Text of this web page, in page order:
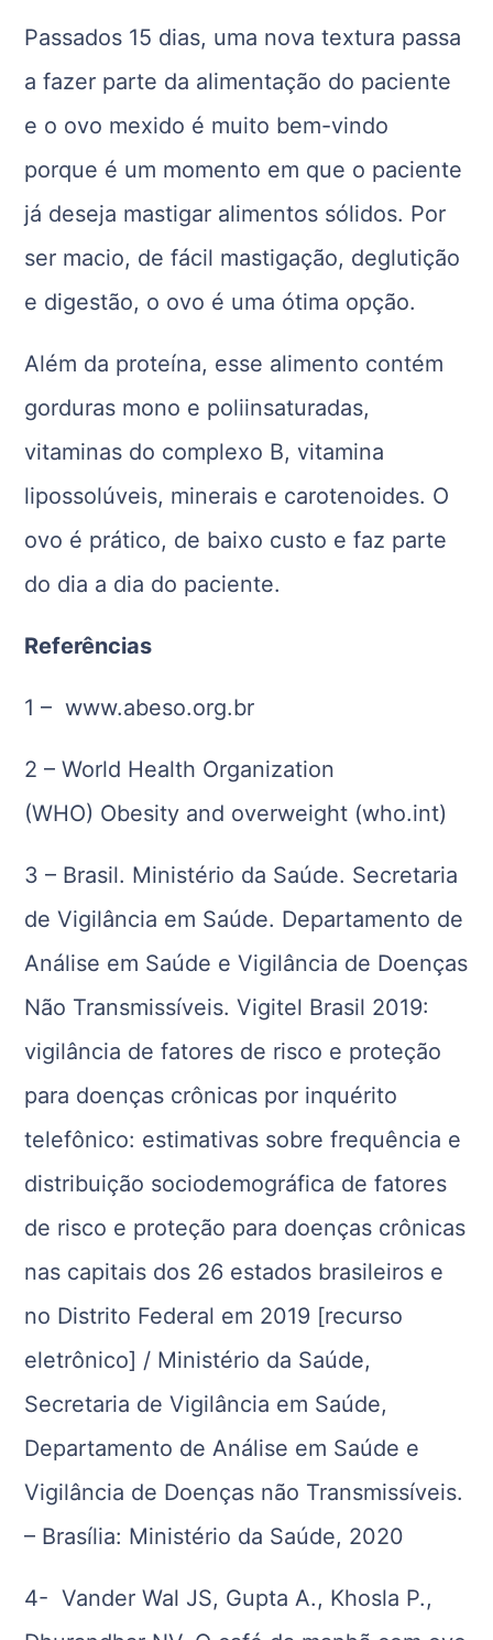
Passados 15 dias, uma nova textura passa
a fazer parte da alimentação do paciente
e o ovo mexido é muito bem-vindo
porque é um momento em que o paciente
já deseja mastigar alimentos sólidos. Por
ser macio, de fácil mastigação, deglutição
e digestão, o ovo é uma ótima opção.
Além da proteína, esse alimento contém
gorduras mono e poliinsaturadas,
vitaminas do complexo B, vitamina
lipossolúveis, minerais e carotenoides. O
ovo é prático, de baixo custo e faz parte
do dia a dia do paciente.
Referências
1 – www.abeso.org.br
2 – World Health Organization
(WHO) Obesity and overweight (who.int)
3 – Brasil. Ministério da Saúde. Secretaria
de Vigilância em Saúde. Departamento de
Análise em Saúde e Vigilância de Doenças
Não Transmissíveis. Vigitel Brasil 2019:
vigilância de fatores de risco e proteção
para doenças crônicas por inquérito
telefônico: estimativas sobre frequência e
distribuição sociodemográfica de fatores
de risco e proteção para doenças crônicas
nas capitais dos 26 estados brasileiros e
no Distrito Federal em 2019 [recurso
eletrônico] / Ministério da Saúde,
Secretaria de Vigilância em Saúde,
Departamento de Análise em Saúde e
Vigilância de Doenças não Transmissíveis.
– Brasília: Ministério da Saúde, 2020
4- Vander Wal JS, Gupta A., Khosla P.,